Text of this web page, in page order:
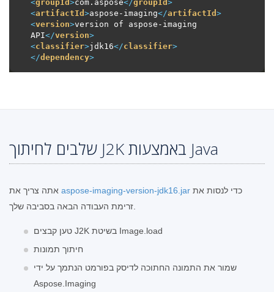
<groupId >com.aspose</groupId >
<artifactId >aspose-imaging</artifactId >
<version>version of aspose-imaging
API</version>
<classifier>jdk16</classifier>
</dependency>
שלבים לחיתוך J2K באמצעות Java
aspose-imaging-version-jdk16.jar
טען קבצים J2K בשיטת Image.load
חיתוך תמונות
שמור את התמונה החתוכה לדיסק בפורמט הנתמך על ידי
Aspose.Imaging